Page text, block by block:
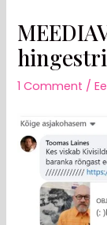
1 Comment /